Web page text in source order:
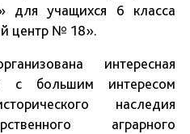
для учащихся 6 класса
центр № 18».
интересная
с большим интересом
наследия
аграрного